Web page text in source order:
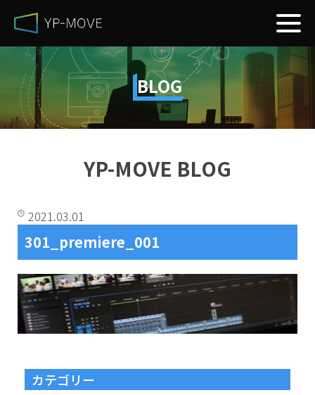
BLOG
YP-MOVE BLOG
2021.03.01
301_premiere_001
カテゴリー